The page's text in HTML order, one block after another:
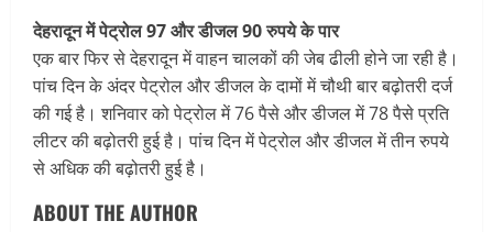
देहरादून में पेट्रोल 97 और डीजल 90 रुपये के पार
एक बार फिर से देहरादून में वाहन चालकों की जेब ढीली होने जा रही है।
पांच दिन के अंदर पेट्रोल और डीजल के दामों में चौथी बार बढ़ोतरी दर्ज
की गई है। शनिवार को पेट्रोल में 76 पैसे और डीजल में 78 पैसे प्रति
लीटर की बढ़ोतरी हुई है। पांच दिन में पेट्रोल और डीजल में तीन रुपये
से अधिक की बढ़ोतरी हुई है।
ABOUT THE AUTHOR